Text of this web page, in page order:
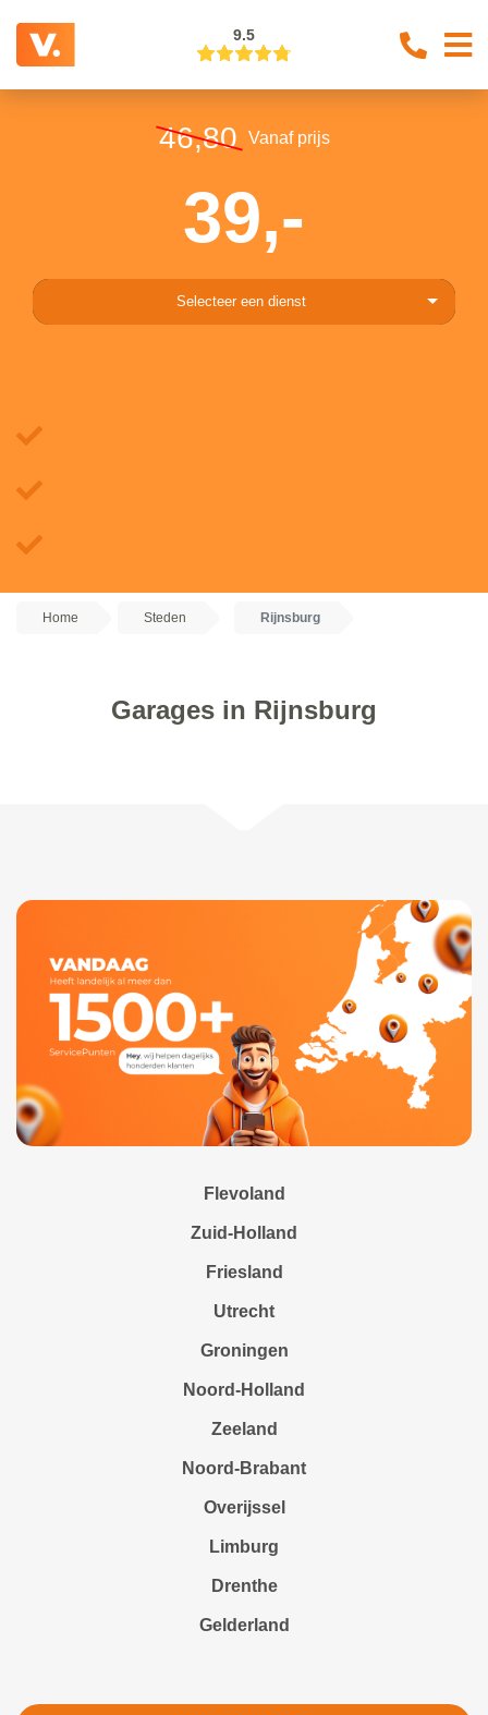
9.5
46,80 Vanaf prijs
39,-
Selecteer een dienst
Home Steden Rijnsburg
Garages in Rijnsburg
Flevoland
Zuid-Holland
Friesland
Utrecht
Groningen
Noord-Holland
Zeeland
Noord-Brabant
Overijssel
Limburg
Drenthe
Gelderland